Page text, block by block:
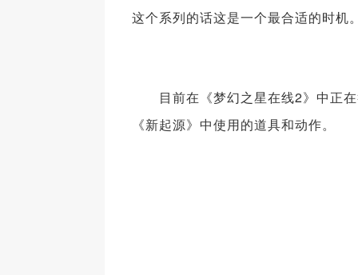
这个系列的话这是一个最合适的时机
目前在《梦幻之星在线2》中正在
《新起源》中使用的道具和动作。